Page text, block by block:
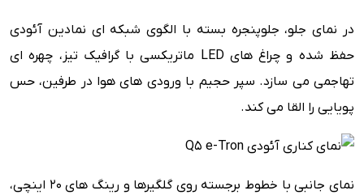
در نمای جلو، جلوپنجره بسته با الگوی شبکه ای نمادین آئودی
حفظ شده و چراغ های LED ماتریکسی با گرافیک تیز، چهره ای
تهاجمی می سازد. سپر حجیم با ورودی های هوا در طرفین، حس
پویایی را القا می کند.
نمای جانبی با خطوط برجسته روی گلگیرها و رینگ های 20 اینچی،